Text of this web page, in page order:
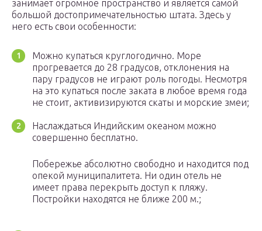
занимает огромное пространство и является самой
большой достопримечательностью штата. Здесь у
него есть свои особенности:
Можно купаться круглогодично. Море
прогревается до 28 градусов, отклонения на
пару градусов не играют роль погоды. Несмотря
на это купаться после заката в любое время года
не стоит, активизируются скаты и морские змеи;
Наслаждаться Индийским океаном можно
совершенно бесплатно.
Побережье абсолютно свободно и находится под
опекой муниципалитета. Ни один отель не
имеет права перекрыть доступ к пляжу.
Постройки находятся не ближе 200 м.;